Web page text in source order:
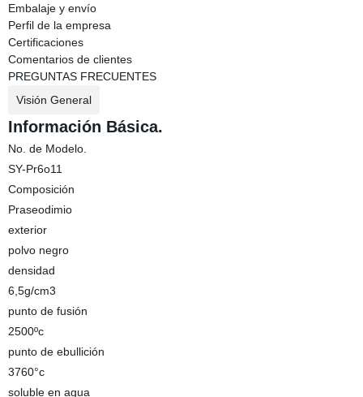
Embalaje y envío
Perfil de la empresa
Certificaciones
Comentarios de clientes
PREGUNTAS FRECUENTES
Visión General
Información Básica.
No. de Modelo.
SY-Pr6o11
Composición
Praseodimio
exterior
polvo negro
densidad
6,5g/cm3
punto de fusión
2500ºc
punto de ebullición
3760°c
soluble en agua